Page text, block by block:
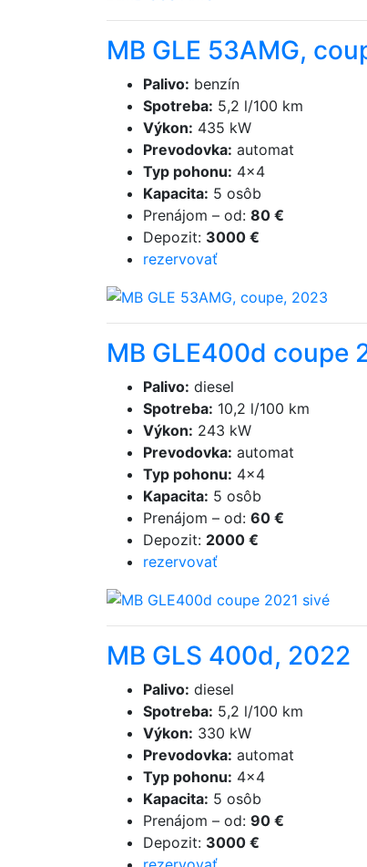
MB GLE 53AMG,
Palivo: benzín
Spotreba: 5,2 l/100 km
Výkon: 435 kW
Prevodovka: automat
Typ pohonu: 4×4
Kapacita: 5 osôb
Prenájom – od: 80 €
Depozit: 3000 €
rezervovať
MB GLE400d coupe
Palivo: diesel
Spotreba: 10,2 l/100 km
Výkon: 243 kW
Prevodovka: automat
Typ pohonu: 4×4
Kapacita: 5 osôb
Prenájom – od: 60 €
Depozit: 2000 €
rezervovať
MB GLS 400d, 2022
Palivo: diesel
Spotreba: 5,2 l/100 km
Výkon: 330 kW
Prevodovka: automat
Typ pohonu: 4×4
Kapacita: 5 osôb
Prenájom – od: 90 €
Depozit: 3000 €